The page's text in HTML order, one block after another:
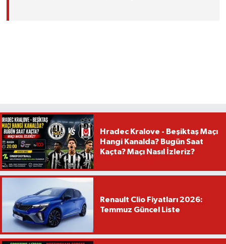
Hradec Kralove - Beşiktaş Maçı
Hangi Kanalda? Bugün Saat
Kaçta? Maçı Nasıl İzleriz?
Renault Clio Fiyatları 2026:
Temmuz Güncel Liste